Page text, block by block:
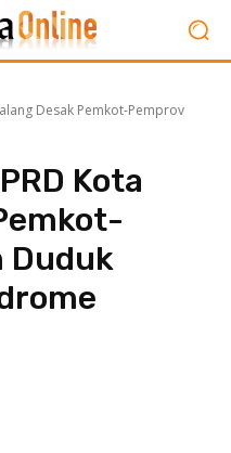
Desak Pemkot-Pemprov
Kota
Duduk